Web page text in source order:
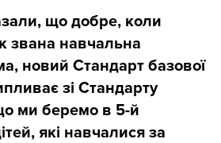
що добре, коли
звана навчальна
новий Стандарт базової
зі Стандарту
ми беремо в 5-й
які навчалися за